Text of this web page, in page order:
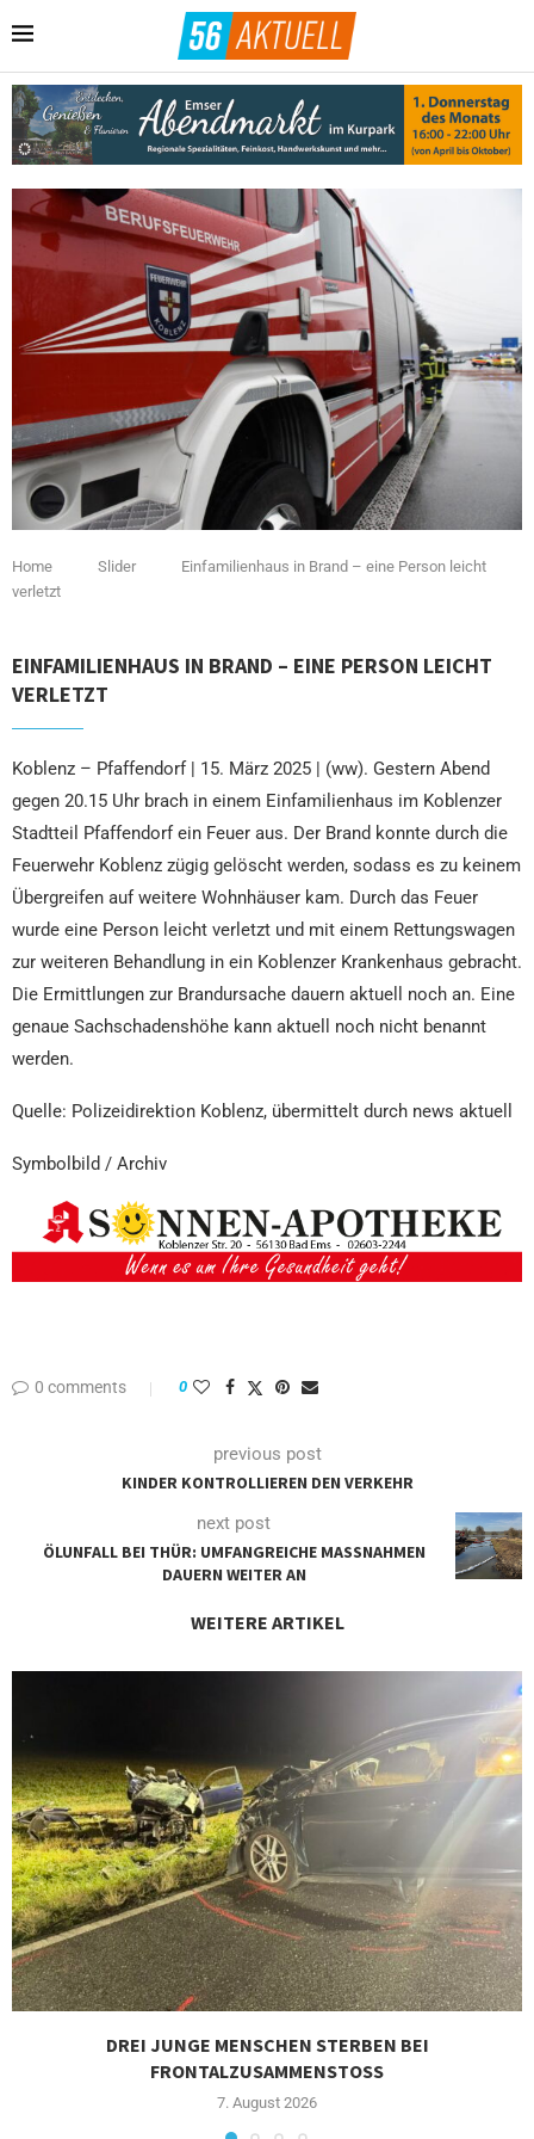
Home Slider
Einfamilienhaus in Brand – eine Person leicht
verletzt
EINFAMILIENHAUS IN BRAND – EINE PERSON LEICHT
VERLETZT
Koblenz – Pfaffendorf | 15. März 2025 | (ww). Gestern Abend
gegen 20.15 Uhr brach in einem Einfamilienhaus im Koblenzer
Stadtteil Pfaffendorf ein Feuer aus. Der Brand konnte durch die
Feuerwehr Koblenz zügig gelöscht werden, sodass es zu keinem
Übergreifen auf weitere Wohnhäuser kam. Durch das Feuer
wurde eine Person leicht verletzt und mit einem Rettungswagen
zur weiteren Behandlung in ein Koblenzer Krankenhaus gebracht.
Die Ermittlungen zur Brandursache dauern aktuell noch an. Eine
genaue Sachschadenshöhe kann aktuell noch nicht benannt
werden.
Quelle: Polizeidirektion Koblenz, übermittelt durch news aktuell
Symbolbild / Archiv
0 comments 0
previous post
KINDER KONTROLLIEREN DEN VERKEHR
next post
ÖLUNFALL BEI THÜR: UMFANGREICHE MASSNAHMEN D
AUERN WEITER AN
WEITERE ARTIKEL
DREI JUNGE MENSCHEN STERBEN BEI
FRONTALZUSAMMENSTOSS
7. August 2026